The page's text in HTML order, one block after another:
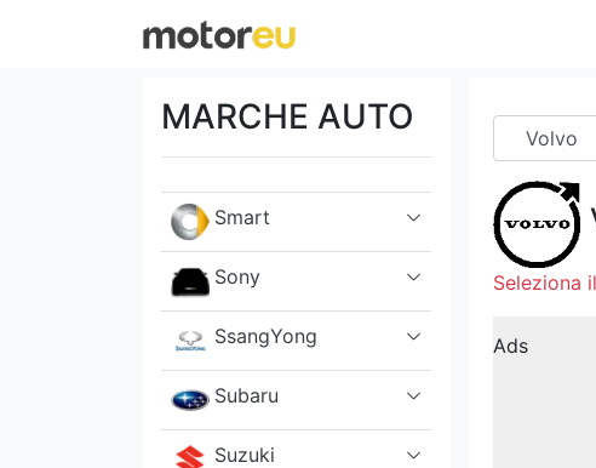
MARCHE AUTO
Scion
Seat
Skoda
Smart
Sony
SsangYong
Subaru
Suzuki
Seleziona
Ads